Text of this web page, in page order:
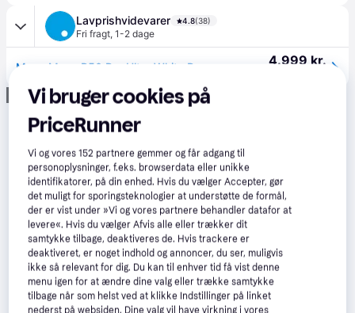
Lavprishvidevarer 4.8(38)
Fri fragt, 1-2 dage
4.999 kr.
Annonce
Vi bruger cookies på
PriceRunner
Vi og vores152 partnere gemmer og får adgang til
personoplysninger, f.eks. browserdata eller unikke
identifikatorer, på din enhed. Hvis du vælger Accepter, gør
det muligt for sporingsteknologier at understøtte de formål,
der er vist under »Vi og vores partnere behandler datafor at
levere«. Hvis du vælger Afvis alle eller trækker dit
samtykke tilbage, deaktiveres de. Hvis trackere er
deaktiveret, er noget indhold og annoncer, du ser, muligvis
ikke så relevant for dig. Du kan til enhver tid få vist denne
menu igen for at ændre dine valg eller trække samtykke
tilbage når som helst ved at klikke Indstillinger på linket
nederst på websiden. Dine valg vil have virkning i vores